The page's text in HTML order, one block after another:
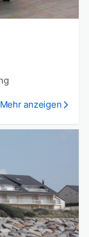
Mehr anzeigen